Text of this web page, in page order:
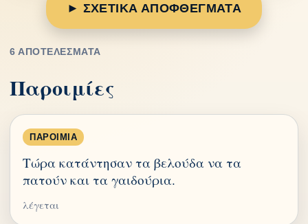
► ΣΧΕΤΙΚΑ ΑΠΟΦΘΕΓΜΑΤΑ
6 ΑΠΟΤΕΛΈΣΜΑΤΑ
Παροιμίες
ΠΑΡΟΙΜΊΑ
Τώρα κατάντησαν τα βελούδα να τα
πατούν και τα γαιδούρια.
λέγεται